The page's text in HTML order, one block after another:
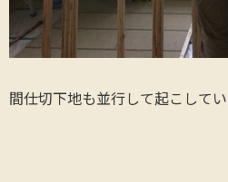
間仕切下地も並行して起こしてい